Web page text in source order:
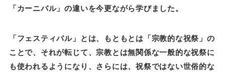
「カーニバル」の違いを今更ながら学びました。
「フェスティバル」とは、もともとは「宗教的な祝祭」の
ことで、それが転じて、宗教とは無関係な一般的な祝祭に
も使われるようになり、さらには、祝祭ではない世俗的な